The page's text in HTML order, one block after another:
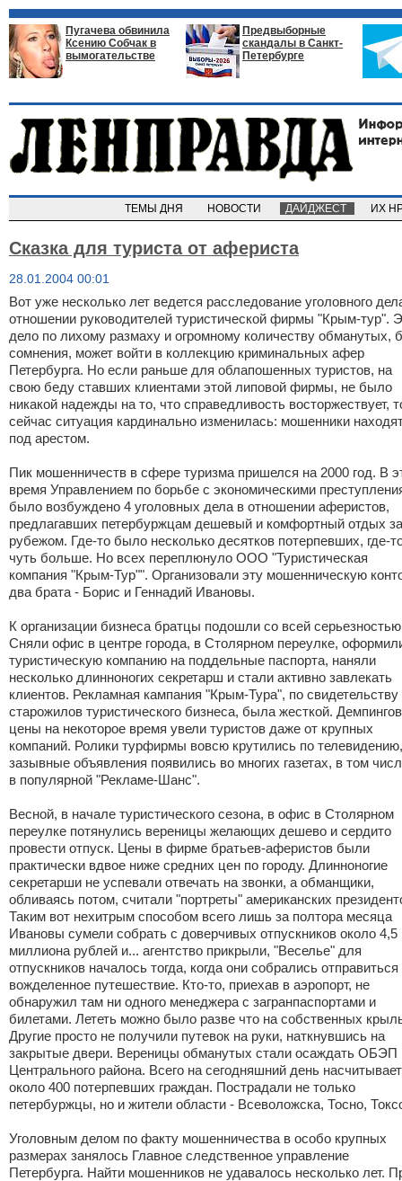
Пугачева обвинила
Ксению Собчак в
вымогательстве
Предвыборные
скандалы в Санкт-
Петербурге
ТЕМЫ ДНЯ НОВОСТИ ДАЙДЖЕСТ ИХ
Сказка для туриста от афериста
28.01.2004 00:01
Вот уже несколько лет ведется расследование уголовного
отношении руководителей туристической фирмы "Крым-тур".
дело по лихому размаху и огромному количеству обманутых,
сомнения, может войти в коллекцию криминальных афер
Петербурга. Но если раньше для облапошенных туристов, на
свою беду ставших клиентами этой липовой фирмы, не было
никакой надежды на то, что справедливость восторжествует,
сейчас ситуация кардинально изменилась: мошенники
под арестом.
Пик мошенничеств в сфере туризма пришелся на 2000 год. В
время Управлением по борьбе с экономическими
было возбуждено 4 уголовных дела в отношении аферистов,
предлагавших петербуржцам дешевый и комфортный отдых за
рубежом. Где-то было несколько десятков потерпевших, где-
чуть больше. Но всех переплюнуло ООО "Туристическая
компания "Крым-Тур"". Организовали эту мошенническую
два брата - Борис и Геннадий Ивановы.
К организации бизнеса братцы подошли со всей
Сняли офис в центре города, в Столярном переулке,
туристическую компанию на поддельные паспорта, наняли
несколько длинноногих секретарш и стали активно завлекать
клиентов. Рекламная кампания "Крым-Тура", по свидетельству
старожилов туристического бизнеса, была жесткой.
цены на некоторое время увели туристов даже от крупных
компаний. Ролики турфирмы вовсю крутились по телевидению,
зазывные объявления появились во многих газетах, в том
в популярной "Рекламе-Шанс".
Весной, в начале туристического сезона, в офис в Столярном
переулке потянулись вереницы желающих дешево и сердито
провести отпуск. Цены в фирме братьев-аферистов были
практически вдвое ниже средних цен по городу. Длинноногие
секретарши не успевали отвечать на звонки, а обманщики,
обливаясь потом, считали "портреты" американских
Таким вот нехитрым способом всего лишь за полтора месяца
Ивановы сумели собрать с доверчивых отпускников около 4,5
миллиона рублей и... агентство прикрыли, "Веселье" для
отпускников началось тогда, когда они собрались отправиться
вожделенное путешествие. Кто-то, приехав в аэропорт, не
обнаружил там ни одного менеджера с загранпаспортами и
билетами. Лететь можно было разве что на собственных
Другие просто не получили путевок на руки, наткнувшись на
закрытые двери. Вереницы обманутых стали осаждать ОБЭП
Центрального района. Всего на сегодняшний день
около 400 потерпевших граждан. Пострадали не только
петербуржцы, но и жители области - Всеволожска, Тосно,
Уголовным делом по факту мошенничества в особо крупных
размерах занялось Главное следственное управление
Петербурга. Найти мошенников не удавалось несколько лет.